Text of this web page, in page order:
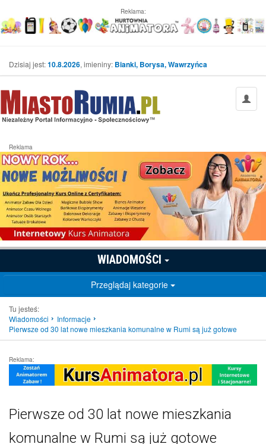
Reklama:
Dzisiaj jest:10.8.2026, imieniny: Bianki, Borysa, Wawrzyńca
Reklama
WIADOMOŚCI
Przeglądaj kategorie
Tu jesteś:
Wiadomości
Informacje
Pierwsze od 30 lat nowe mieszkania komunalne w Rumi są już gotowe
Reklama:
Pierwsze od 30 lat nowe mieszkania
komunalne w Rumi są już gotowe